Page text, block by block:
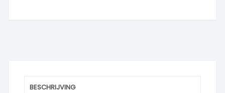
BESCHRIJVING